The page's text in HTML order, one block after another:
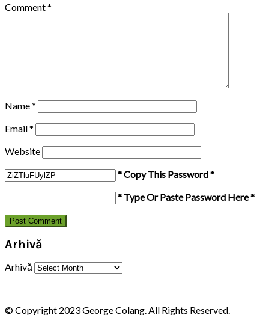
Comment*
Name*
Email*
Website
* Copy This Password *
* Type Or Paste Password Here *
Arhivă
Arhivă
© Copyright 2023 George Colang. All Rights Reserved.